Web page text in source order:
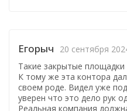
Егорыч 20 сентября
Такие закрытые
К тому же эта контора
своем роде. Видел уже
уверен что это дело рук
Реальная компания